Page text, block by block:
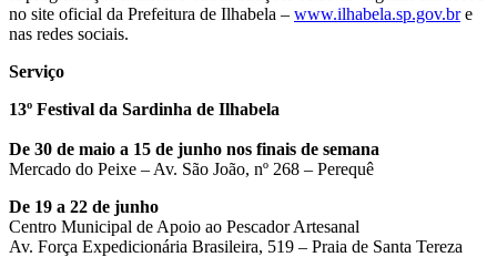
no site oficial da Prefeitura de Ilhabela – www.ilhabela.sp.gov.bre
nas redes sociais.
Serviço
13º Festival da Sardinha de Ilhabela
De 30 de maio a 15 de junho nos finais de semana
Mercado do Peixe – Av. São João, nº 268 – Perequê
De 19 a 22 de junho
Centro Municipal de Apoio ao Pescador Artesanal
Av. Força Expedicionária Brasileira, 519 – Praia de Santa Tereza